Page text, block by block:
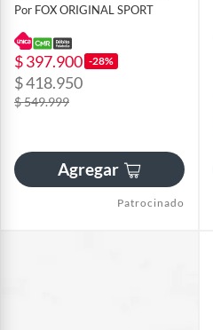
Por FOX ORIGINAL SPORT
$ 397.900 -28%
$ 418.950
$ 549.999
Agregar
Patrocinado